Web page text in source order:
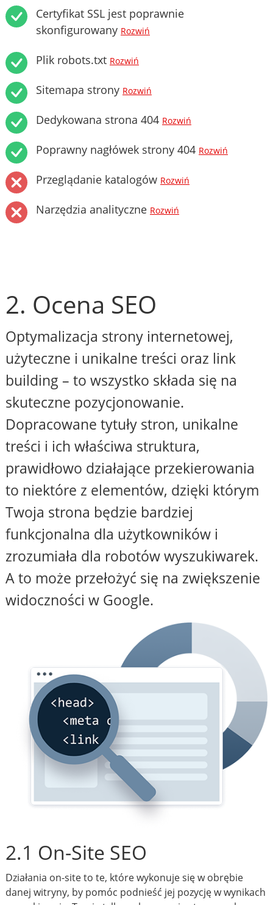
Certyfikat SSL jest poprawnie
skonfigurowany Rozwiń
Plik robots.txt Rozwiń
Sitemapa strony Rozwiń
Dedykowana strona 404 Rozwiń
Poprawny nagłówek strony 404 Rozwiń
Przeglądanie katalogów Rozwiń
Narzędzia analityczne Rozwiń
2. Ocena SEO
Optymalizacja strony internetowej,
użyteczne i unikalne treści oraz link
building – to wszystko składa się na
skuteczne pozycjonowanie.
Dopracowane tytuły stron, unikalne
treści i ich właściwa struktura,
prawidłowo działające przekierowania
to niektóre z elementów, dzięki którym
Twoja strona będzie bardziej
funkcjonalna dla użytkowników i
zrozumiała dla robotów wyszukiwarek.
A to może przełożyć się na zwiększenie
widoczności w Google.
2.1 On-Site SEO
Działania on-site to te, które wykonuje się w obrębie
danej witryny, by pomóc podnieść jej pozycję w wynikach